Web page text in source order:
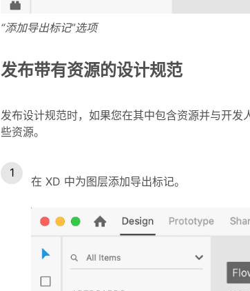
“添加导出标记”选项
发布带有资源的设计规范
发布设计规范时，如果您在其中包含资源并与开
些资源。
在 XD 中为图层添加导出标记。